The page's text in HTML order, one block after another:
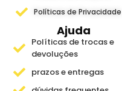
Políticas de Privacidade
Ajuda
Políticas de trocas e
devoluções
prazos e entregas